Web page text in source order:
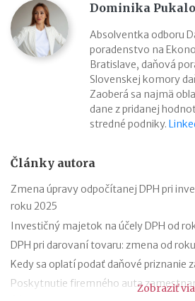
Dominika
Absolventka odboru
poradenstvo na
Bratislave, daňová
Slovenskej komory
Zaoberá sa najmä
dane z pridanej
stredné podniky.
Články autora
Zmena úpravy odpočítanej DPH pri
roku 2025
Investičný majetok na účely DPH od
DPH pri darovaní tovaru: zmena od
Kedy sa oplatí podať daňové priznanie
Poskytnutie firemného autaZobraziť